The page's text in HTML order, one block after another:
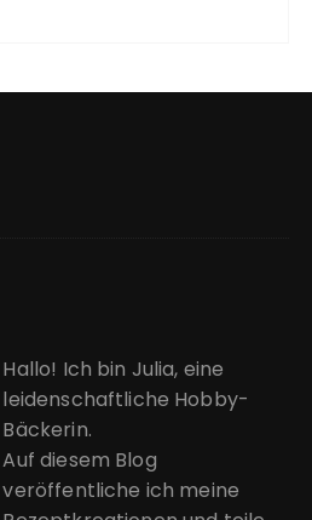
Hallo! Ich bin Julia, eine
leidenschaftliche Hobby-
Bäckerin.
Auf diesem Blog
veröffentliche ich meine